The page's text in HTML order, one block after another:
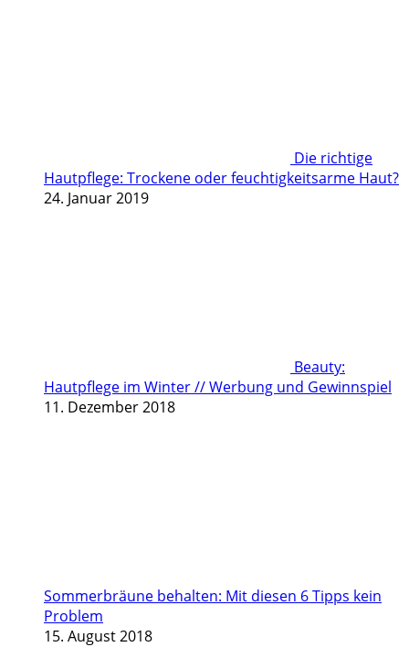
Die richtige
Hautpflege: Trockene oder feuchtigkeitsarme Haut?
24. Januar 2019
Beauty:
Hautpflege im Winter // Werbung und Gewinnspiel
11. Dezember 2018
Sommerbräune behalten: Mit diesen 6 Tipps kein
Problem
15. August 2018